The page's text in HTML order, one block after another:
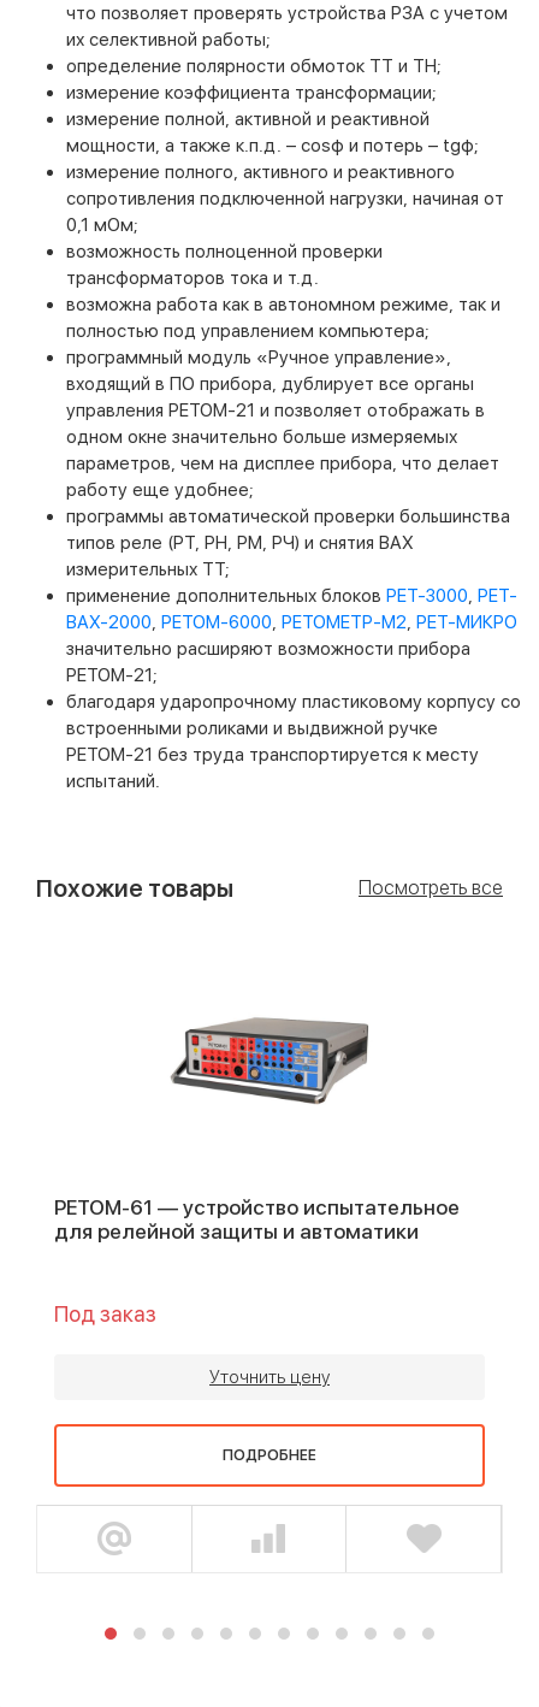
что позволяет проверять устройства РЗА с учетом
их селективной работы;
определение полярности обмоток ТТ и ТН;
измерение коэффициента трансформации;
измерение полной, активной и реактивной
мощности, а также к.п.д. – cosφ и потерь – tgφ;
измерение полного, активного и реактивного
сопротивления подключенной нагрузки, начиная от
0,1 мОм;
возможность полноценной проверки
трансформаторов тока и т.д.
возможна работа как в автономном режиме, так и
полностью под управлением компьютера;
программный модуль «Ручное управление»,
входящий в ПО прибора, дублирует все органы
управления РЕТОМ-21 и позволяет отображать в
одном окне значительно больше измеряемых
параметров, чем на дисплее прибора, что делает
работу еще удобнее;
программы автоматической проверки большинства
типов реле (РТ, РН, РМ, РЧ) и снятия ВАХ
измерительных ТТ;
применение дополнительных блоков РЕТ-3000 РЕТ-
ВАХ-2000 РЕТОМ-6000 РЕТОМЕТР-М2 РЕТ-МИКРО
значительно расширяют возможности прибора
РЕТОМ-21;
благодаря ударопрочному пластиковому корпусу со
встроенными роликами и выдвижной ручке
РЕТОМ-21 без труда транспортируется к месту
испытаний.
Похожие товары Посмотреть все
РЕТОМ-61 — устройство испытательное
для релейной защиты и автоматики
Под заказ
Уточнить цену
ПОДРОБНЕЕ